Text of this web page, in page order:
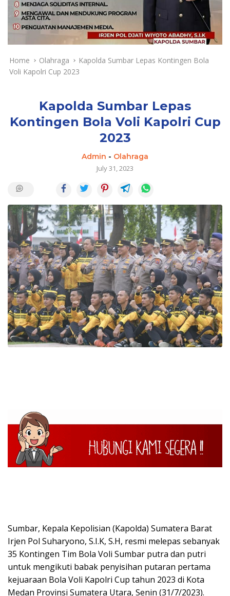
y
a
a
n
T
n
Home Olahraga
Kapolda Sumbar Lepas Kontingen Bola
Voli Kapolri Cup 2023
Kapolda Sumbar Lepas
Kontingen Bola Voli Kapolri Cup
2023
Admin - Olahraga
July 31, 2023
Sumbar, Kepala Kepolisian (Kapolda) Sumatera Barat
Irjen Pol Suharyono, S.I.K, S.H, resmi melepas sebanyak
35 Kontingen Tim Bola Voli Sumbar putra dan putri
untuk mengikuti babak penyisihan putaran pertama
kejuaraan Bola Voli Kapolri Cup tahun 2023 di Kota
Medan Provinsi Sumatera Utara, Senin (31/7/2023).